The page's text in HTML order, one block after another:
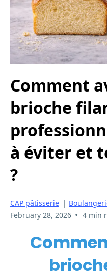
Comment
brioche
à éviter et
?
CAP pâtisserie |
February 28, 2026 • 4 min